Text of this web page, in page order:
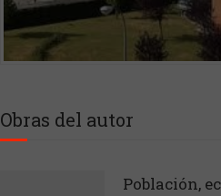
Obras del autor
Población,